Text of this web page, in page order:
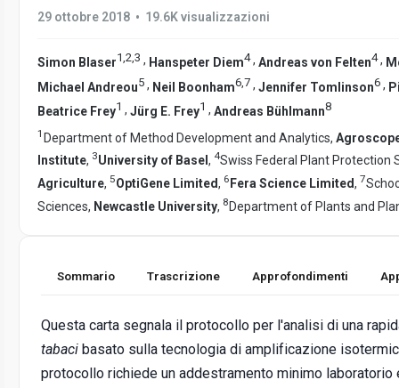
29 ottobre 2018 • 19.6K visualizzazioni
Simon Blaser1,2,3 , Hanspeter Diem4, Andreas von Felten4,
Michael Andreou5 , Neil Boonham6 7 , Jennifer Tomlinson6 ,
Beatrice Frey1 , Jürg E. Frey1 , Andreas Bühlmann8
1 Department of Method Development and Analytics,
Institute, 3University of Basel , 4Swiss Federal Plant Protection
Agriculture, 5OptiGene Limited, 6 Fera Science Limited, 7
Sciences, Newcastle University, 8Department of Plants and
Sommario Trascrizione Approfondimenti
Questa carta segnala il protocollo per l'analisi di una
tabaci basato sulla tecnologia di amplificazione
protocollo richiede un addestramento minimo laboratorio